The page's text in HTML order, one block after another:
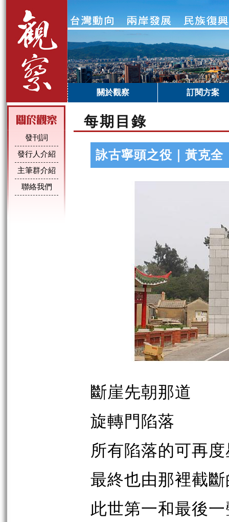
關於觀察 訂閱方案
發刊詞
發行人介紹
主筆群介紹
聯絡我們
每期目錄
詠古寧頭之役｜黃克全
斷崖先朝那道
旋轉門陷落
所有陷落的可再
最終也由那裡截斷
此世第一和最後